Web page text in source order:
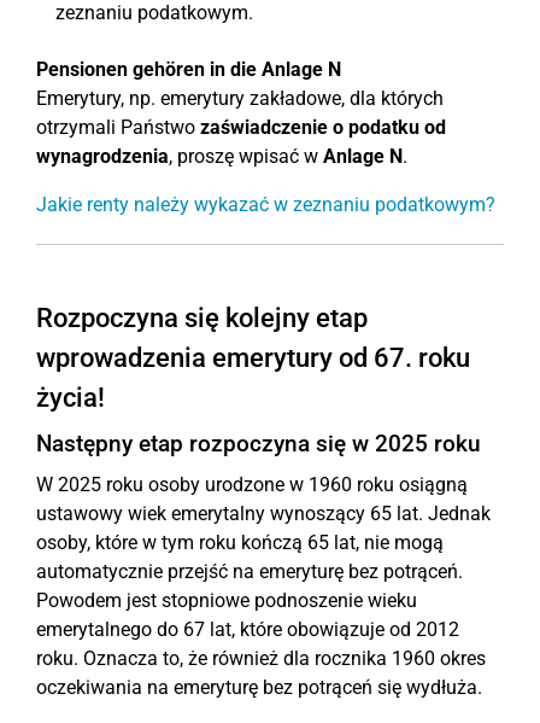
zeznaniu podatkowym.
Pensionen gehören in die Anlage N
Emerytury, np. emerytury zakładowe, dla których
otrzymali Państwo zaświadczenie o podatku od
wynagrodzenia, proszę wpisać w Anlage N.
Jakie renty należy wykazać w zeznaniu podatkowym?
Rozpoczyna się kolejny etap
wprowadzenia emerytury od 67. roku
życia!
Następny etap rozpoczyna się w 2025 roku
W 2025 roku osoby urodzone w 1960 roku osiągną
ustawowy wiek emerytalny wynoszący 65 lat. Jednak
osoby, które w tym roku kończą 65 lat, nie mogą
automatycznie przejść na emeryturę bez potrąceń.
Powodem jest stopniowe podnoszenie wieku
emerytalnego do 67 lat, które obowiązuje od 2012
roku. Oznacza to, że również dla rocznika 1960 okres
oczekiwania na emeryturę bez potrąceń się wydłuża.